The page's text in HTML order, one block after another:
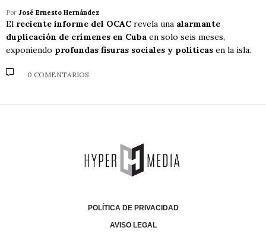
Por José Ernesto Hernández
El reciente informe del OCAC revela una alarmante
duplicación de crímenes en Cuba en solo seis meses,
exponiendo profundas fisuras sociales y políticas en la isla.
0 COMENTARIOS
POLÍTICA DE PRIVACIDAD
AVISO LEGAL